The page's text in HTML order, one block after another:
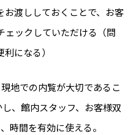
お渡ししておくことで、お客
ェックしていただける（問
になる）
地での内覧が大切であるこ
、館内スタッフ、お客様双
時間を有効に使える。